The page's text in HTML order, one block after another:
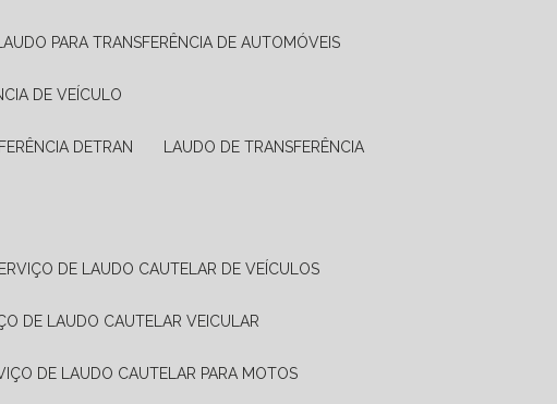
LAUDO PARA TRANSFERÊNCIA DE AUTOMÓVEIS
DE VEÍCULO
DETRAN LAUDO DE TRANSFERÊNCIA
DE LAUDO CAUTELAR DE VEÍCULOS
DE LAUDO CAUTELAR VEICULAR
DE LAUDO CAUTELAR PARA MOTOS